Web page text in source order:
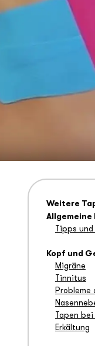
Weitere
Allgemeine
Tipps
Kopf und
Migräne
Tinnitus
Probleme
Tapen
Erkältung